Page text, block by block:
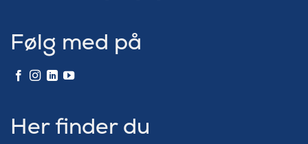
Følg med på
Her finder du